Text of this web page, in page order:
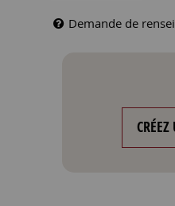
Demande de